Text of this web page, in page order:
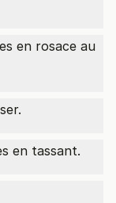
en rosace au
en tassant.